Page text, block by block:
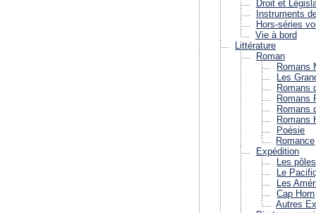
Droit et
Instruments
Hors-séries
Vie à bord
Littérature
Roman
Romans
Les
Romans
Romans
Romans
Romans
Poésie
Romance
Expédition
Les pôles
Le
Les
Cap Horn
Autres